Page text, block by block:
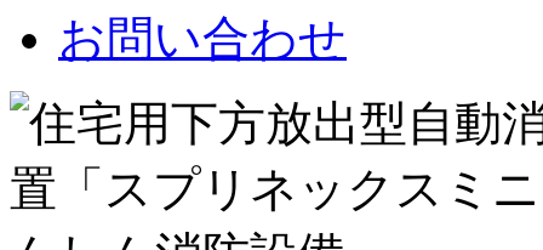
お問い合わせ